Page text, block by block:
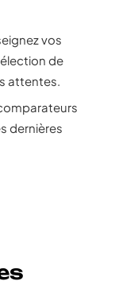
vos
de
attentes.
dernières